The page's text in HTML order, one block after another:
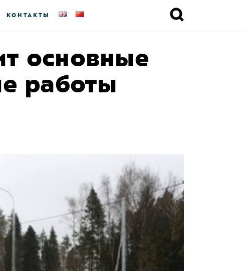
КОНТАКТЫ
основные
работы